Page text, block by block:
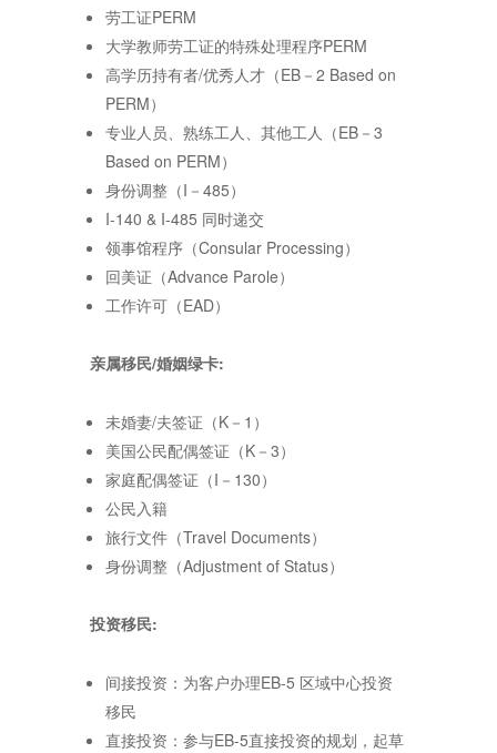
劳工证PERM
大学教师劳工证的特殊处理程序PERM
高学历持有者/优秀人才（EB－2 Based on
PERM）
专业人员、熟练工人、其他工人（EB－3
Based on PERM）
身份调整（I－485）
I-140 & I-485 同时递交
领事馆程序（Consular Processing）
回美证（Advance Parole）
工作许可（EAD）
亲属移民/婚姻绿卡:
未婚妻/夫签证（K－1）
美国公民配偶签证（K－3）
家庭配偶签证（I－130）
公民入籍
旅行文件（Travel Documents）
身份调整（Adjustment of Status）
投资移民:
间接投资：为客户办理EB-5 区域中心投资
移民
直接投资：参与EB-5直接投资的规划，起草